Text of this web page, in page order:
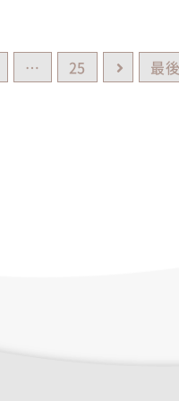
… 25 最